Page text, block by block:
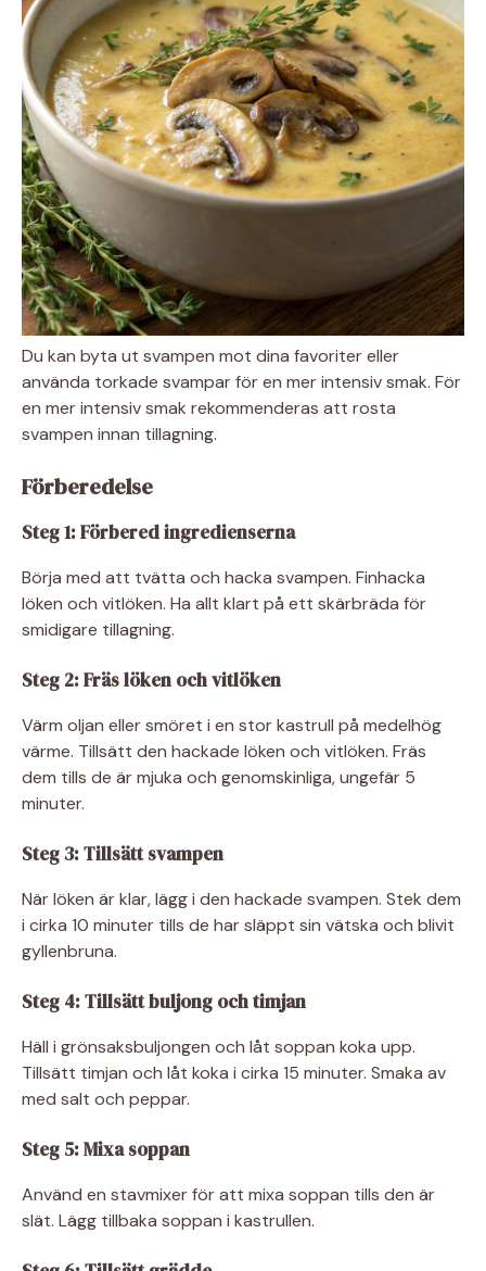
Du kan byta ut svampen mot dina favoriter eller
använda torkade svampar för en mer intensiv smak. För
en mer intensiv smak rekommenderas att rosta
svampen innan tillagning.
Förberedelse
Steg 1: Förbered ingredienserna
Börja med att tvätta och hacka svampen. Finhacka
löken och vitlöken. Ha allt klart på ett skärbräda för
smidigare tillagning.
Steg 2: Fräs löken och vitlöken
Värm oljan eller smöret i en stor kastrull på medelhög
värme. Tillsätt den hackade löken och vitlöken. Fräs
dem tills de är mjuka och genomskinliga, ungefär 5
minuter.
Steg 3: Tillsätt svampen
När löken är klar, lägg i den hackade svampen. Stek dem
i cirka 10 minuter tills de har släppt sin vätska och blivit
gyllenbruna.
Steg 4: Tillsätt buljong och timjan
Häll i grönsaksbuljongen och låt soppan koka upp.
Tillsätt timjan och låt koka i cirka 15 minuter. Smaka av
med salt och peppar.
Steg 5: Mixa soppan
Använd en stavmixer för att mixa soppan tills den är
slät. Lägg tillbaka soppan i kastrullen.